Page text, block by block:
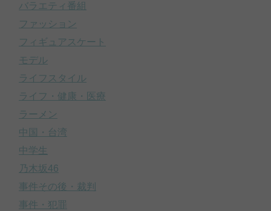
バラエティ番組
ファッション
フィギュアスケート
モデル
ライフスタイル
ライフ・健康・医療
ラーメン
中国・台湾
中学生
乃木坂46
事件その後・裁判
事件・犯罪